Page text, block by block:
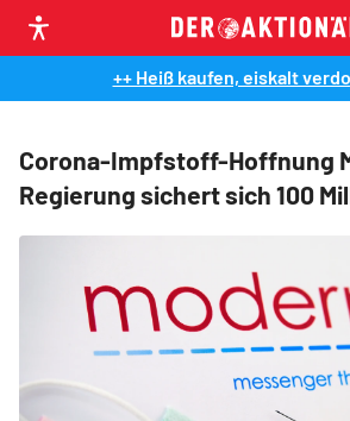
++ Heiß kaufen, eiskalt
Corona-Impfstoff-Hoffnung
Regierung sichert sich 100